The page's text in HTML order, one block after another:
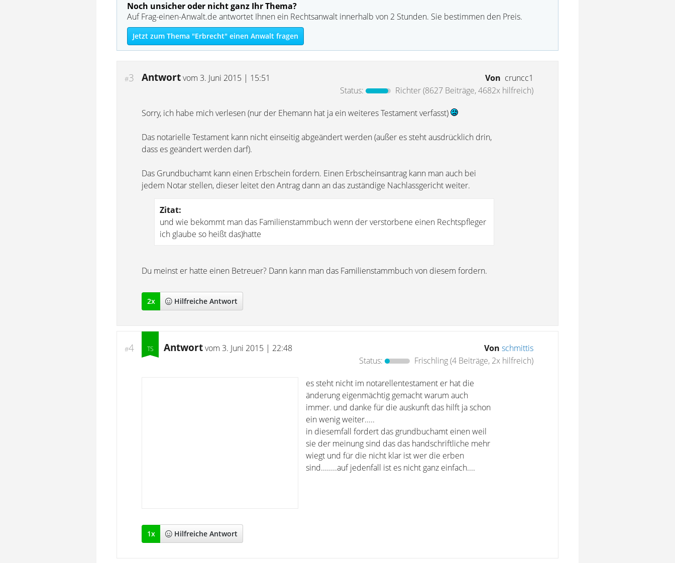
Noch unsicher oder nicht ganz Ihr Thema?
Auf Frag-einen-Anwalt.de antwortet Ihnen ein Rechtsanwalt innerhalb von 2 Stunden. Sie bestimmen den Preis.
Jetzt zum Thema "Erbrecht" einen Anwalt fragen
#3 Antwortvom 3. Juni 2015 | 15:51 Von cruncc1
Status:
Richter(8627 Beiträge, 4682x hilfreich)
Sorry, ich habe mich verlesen (nur der Ehemann hat ja ein weiteres Testament verfasst)
Das notarielle Testament kann nicht einseitig abgeändert werden (außer es steht ausdrücklich drin,
dass es geändert werden darf).
Das Grundbuchamt kann einen Erbschein fordern. Einen Erbscheinsantrag kann man auch bei
jedem Notar stellen, dieser leitet den Antrag dann an das zuständige Nachlassgericht weiter.
Zitat:
und wie bekommt man das Familienstammbuch wenn der verstorbene einen Rechtspfleger
ich glaube so heißt das)hatte
Du meinst er hatte einen Betreuer? Dann kann man das Familienstammbuch von diesem fordern.
2x Hilfreiche Antwort
#4 Antwortvom 3. Juni 2015 | 22:48 Von schmittis
Status:
Frischling(4 Beiträge, 2x hilfreich)
es steht nicht im notarellentestament er hat die
änderung eigenmächtig gemacht warum auch
immer. und danke für die auskunft das hilft ja schon
ein wenig weiter.....
in diesemfall fordert das grundbuchamt einen weil
sie der meinung sind das das handschriftliche mehr
wiegt und für die nicht klar ist wer die erben
sind........auf jedenfall ist es nicht ganz einfach....
1x Hilfreiche Antwort